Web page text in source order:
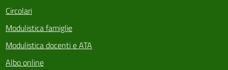
Circolari
Modulistica famiglie
Modulistica docenti e ATA
Albo online